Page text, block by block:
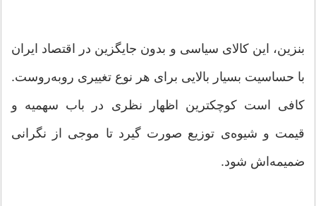
بنزین، این کالای سیاسی و بدون جایگزین در اقتصاد ایران
با حساسیت بسیار بالایی برای هر نوع تغییری روبه‌روست.
کافی است کوچکترین اظهار نظری در باب سهمیه و
قیمت و شیوه‌ی توزیع صورت گیرد تا موجی از نگرانی
ضمیمه‌اش شود.